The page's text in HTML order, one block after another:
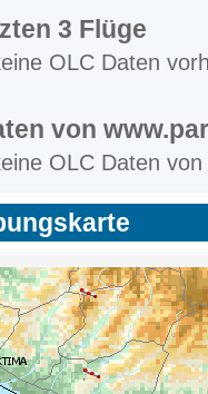
3 Flüge
OLC Daten
von
OLC Daten